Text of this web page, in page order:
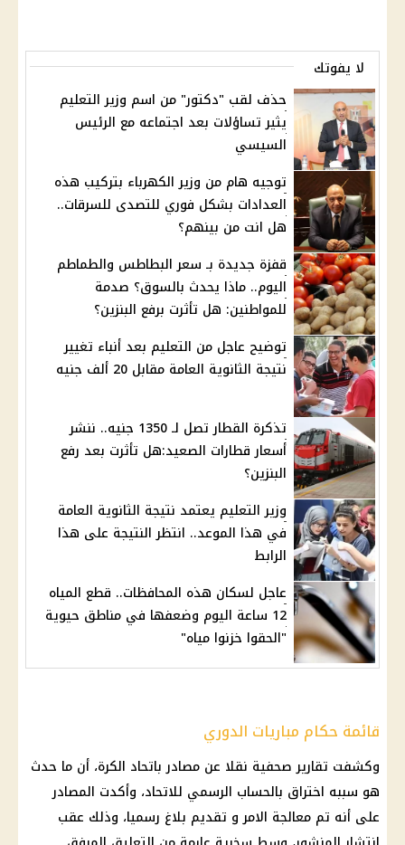
لا يفوتك
حذف لقب "دكتور" من اسم وزير التعليم
يثير تساؤلات بعد اجتماعه مع الرئيس
السيسي
توجيه هام من وزير الكهرباء بتركيب هذه
العدادات بشكل فوري للتصدى للسرقات..
هل انت من بينهم؟
قفزة جديدة بـ سعر البطاطس والطماطم
اليوم.. ماذا يحدث بالسوق؟ صدمة
للمواطنين: هل تأثرت برفع البنزين؟
توضيح عاجل من التعليم بعد أنباء تغيير
نتيجة الثانوية العامة مقابل 20 ألف جنيه
تذكرة القطار تصل لـ 1350 جنيه.. ننشر
أسعار قطارات الصعيد:هل تأثرت بعد رفع
البنزين؟
وزير التعليم يعتمد نتيجة الثانوية العامة
في هذا الموعد.. انتظر النتيجة على هذا
الرابط
عاجل لسكان هذه المحافظات.. قطع المياه
12 ساعة اليوم وضعفها في مناطق حيوية
"الحقوا خزنوا مياه"
قائمة حكام مباريات الدوري
وكشفت تقارير صحفية نقلا عن مصادر باتحاد الكرة، أن ما حدث
هو سببه اختراق بالحساب الرسمي للاتحاد، وأكدت المصادر
على أنه تم معالجة الامر و تقديم بلاغ رسميا، وذلك عقب